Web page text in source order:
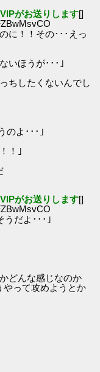
がお送りします[]
に！！その･･･えっ
いほうが･･･｣
ちしたくないんでし
のよ･･･｣
！｣
がお送りします[]
うだよ･･･｣
どんな感じなのか
やって攻めようとか